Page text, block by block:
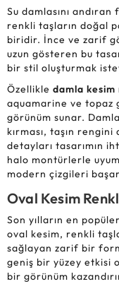
Su damlasını
renkli taşların doğal
biridir. İnce ve zarif
uzun gösteren bu
bir stil oluşturmak
Özellikle damla kesim
aquamarine ve
görünüm sunar.
kırması, taşın
detayları tasarımın
halo montürlerle
modern çizgileri
Oval Kesim
Son yılların en
oval kesim, renkli
sağlayan zarif bir
geniş bir yüzey etkisi
bir görünüm